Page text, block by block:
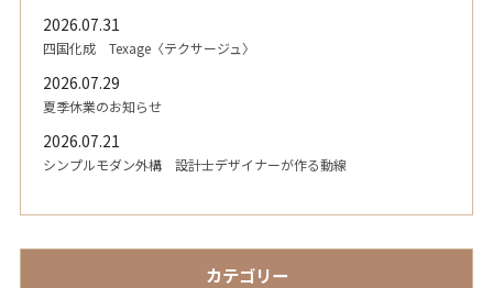
2026.07.31
四国化成 Texage〈テクサージュ〉
2026.07.29
夏季休業のお知らせ
2026.07.21
シンプルモダン外構 設計士デザイナーが作る動線
カテゴリー